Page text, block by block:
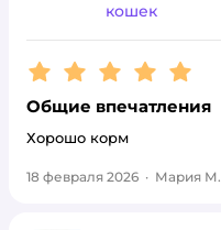
кошек
Рейтинг:5
Общие впечатления
Хорошо корм
18 февраля 2026 · Мария М.